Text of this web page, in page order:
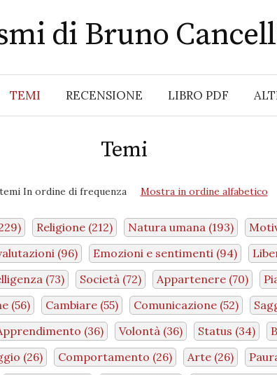
di Bruno
TEMI RECENSIONE LIBRO PDF
Temi
In ordine di frequenza Mostra in ordine alfabetico
Religione (212) Natura umana (193)
(96) Emozioni e sentimenti (94)
(73) Società (72) Appartenere (70)
(56) Cambiare (55) Comunicazione (52)
(36) Volontà (36) Status (34)
(26) Comportamento (26) Arte (26)